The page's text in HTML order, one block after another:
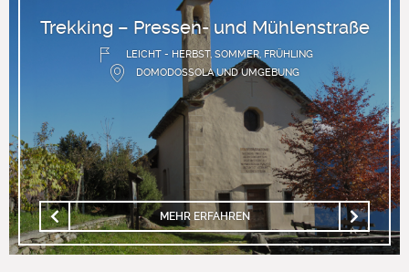
Trekking – Pressen- und Mühlenstraße
LEICHT - HERBST, SOMMER, FRÜHLING
DOMODOSSOLA UND UMGEBUNG
MEHR ERFAHREN